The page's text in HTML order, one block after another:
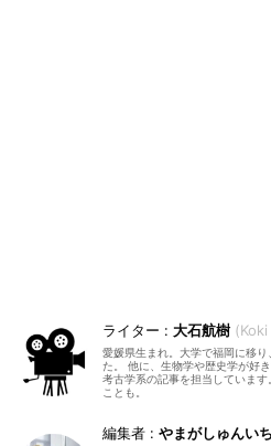
大石航樹
愛媛県生まれ。大学で福岡に移り
た。 他に、生物学や歴史学が好
考古学系の記事を担当していま
ことも。
やまがしゅんいち